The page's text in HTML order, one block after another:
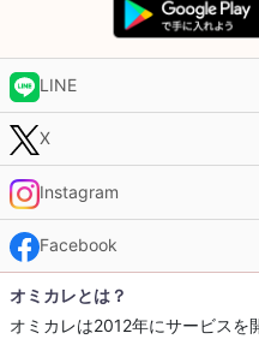
LINE
X
Instagram
Facebook
オミカレとは？
オミカレは2012年にサービスを